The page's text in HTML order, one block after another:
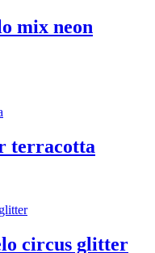
mix neon
terracotta
circus glitter